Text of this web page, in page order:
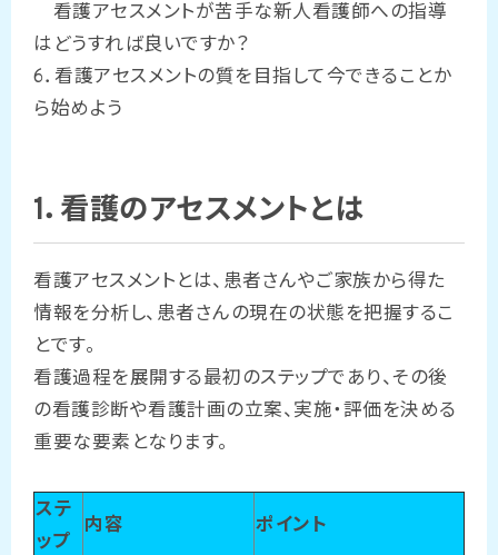
看護アセスメントが苦手な新人看護師への指導
はどうすれば良いですか？
6．看護アセスメントの質を目指して今できることか
ら始めよう
1．看護のアセスメントとは
看護アセスメントとは、患者さんやご家族から得た
情報を分析し、患者さんの現在の状態を把握するこ
とです。
看護過程を展開する最初のステップであり、その後
の看護診断や看護計画の立案、実施・評価を決める
重要な要素となります。
ステ
ップ
内容 ポイント